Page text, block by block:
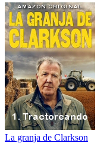
La granja de Clarkson